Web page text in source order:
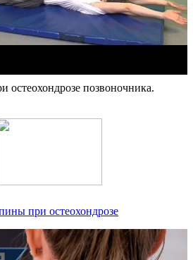
остеохондрозе позвоночника.
при остеохондрозе